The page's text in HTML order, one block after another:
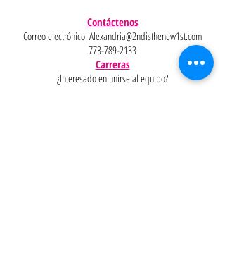
Contáctenos
Correo electrónico: Alexandria@2ndisthenew1st.com
773-789-2133
Carreras
¿Interesado en unirse al equipo?